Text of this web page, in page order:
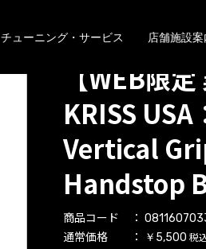
チューニング・サービス 店舗施設案
【WEB限
KRISS
Vertical
Handstop
商品コード
通常価格 ￥5,500 税